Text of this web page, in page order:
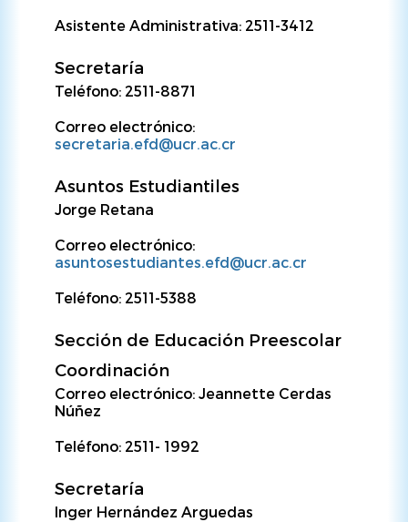
Asistente Administrativa: 2511-3412
Secretaría
Teléfono: 2511-8871
Correo electrónico:
secretaria.efd@ucr.ac.cr
Asuntos Estudiantiles
Jorge Retana
Correo electrónico:
asuntosestudiantes.efd@ucr.ac.cr
Teléfono: 2511-5388
Sección de Educación Preescolar
Coordinación
Correo electrónico: Jeannette Cerdas
Núñez
Teléfono: 2511- 1992
Secretaría
Inger Hernández Arguedas